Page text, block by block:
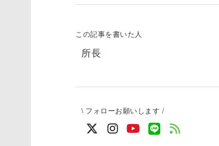
この記事を書いた人
所長
\ フォローお願いします /